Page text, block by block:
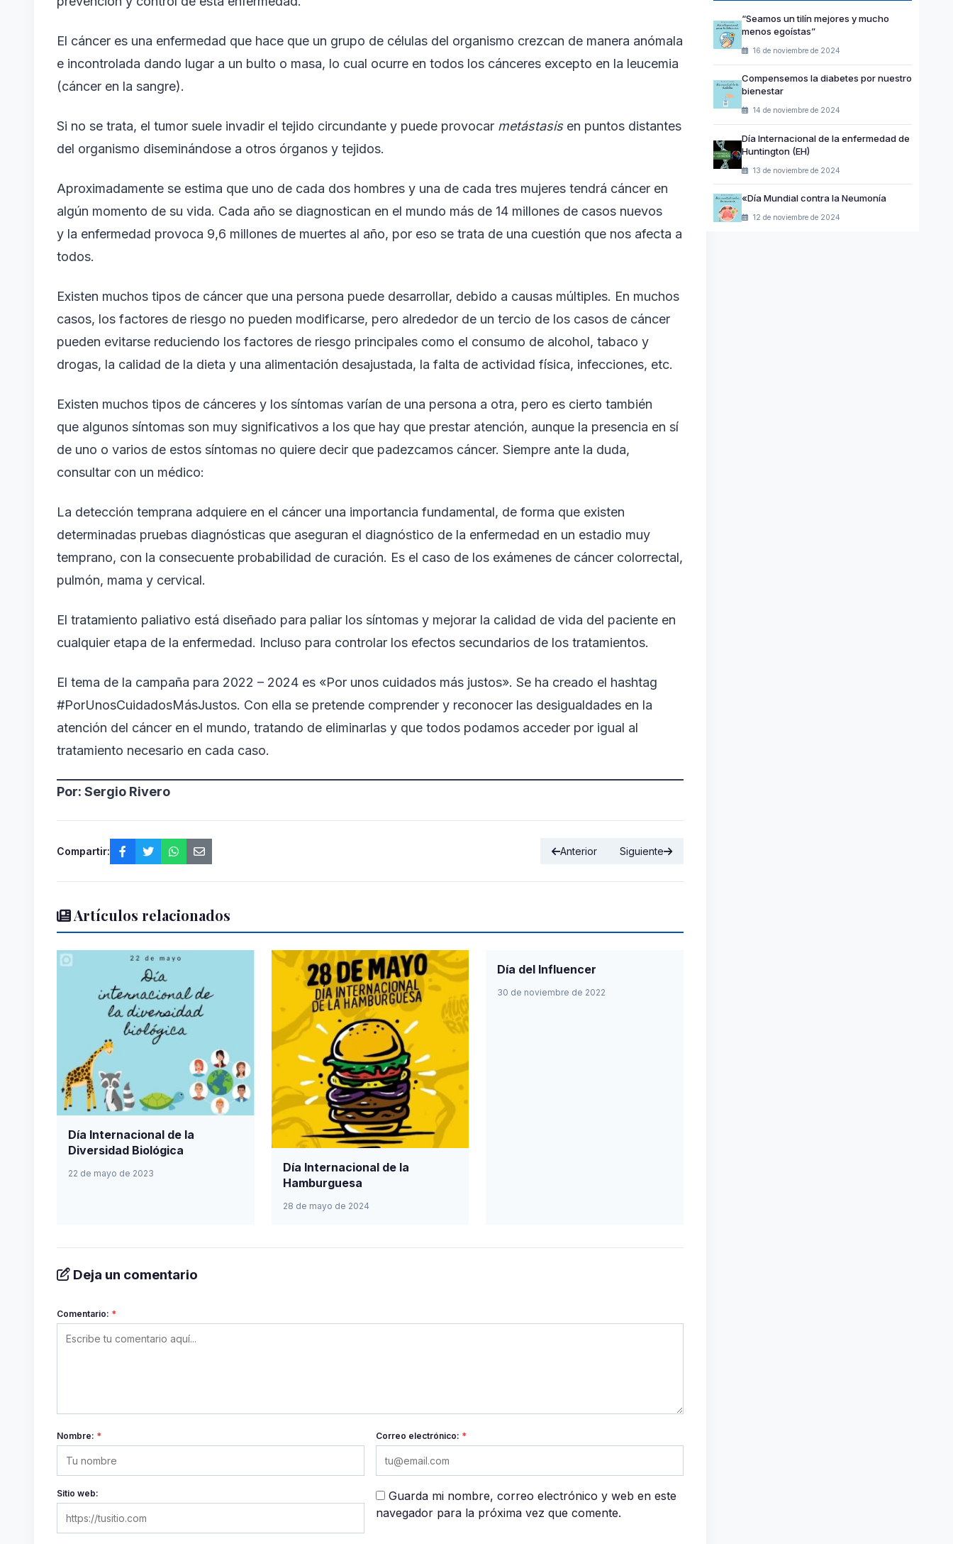
El cáncer es una enfermedad que hace que un grupo de células del organismo crezcan de manera anómala
e incontrolada dando lugar a un bulto o masa, lo cual ocurre en todos los cánceres excepto en la leucemia
(cáncer en la sangre).
Si no se trata, el tumor suele invadir el tejido circundante y puede provocar metástasisen puntos distantes
del organismo diseminándose a otros órganos y tejidos.
Aproximadamente se estima que uno de cada dos hombres y una de cada tres mujeres tendrá cáncer en
algún momento de su vida. Cada año se diagnostican en el mundo más de 14 millones de casos nuevos
y la enfermedad provoca 9,6 millones de muertes al año, por eso se trata de una cuestión que nos afecta a
todos.
Existen muchos tipos de cáncer que una persona puede desarrollar, debido a causas múltiples. En muchos
casos, los factores de riesgo no pueden modificarse, pero alrededor de un tercio de los casos de cáncer
pueden evitarse reduciendo los factores de riesgo principales como el consumo de alcohol, tabaco y
drogas, la calidad de la dieta y una alimentación desajustada, la falta de actividad física, infecciones, etc.
Existen muchos tipos de cánceres y los síntomas varían de una persona a otra, pero es cierto también
que algunos síntomas son muy significativos a los que hay que prestar atención, aunque la presencia en sí
de uno o varios de estos síntomas no quiere decir que padezcamos cáncer. Siempre ante la duda,
consultar con un médico:
La detección temprana adquiere en el cáncer una importancia fundamental, de forma que existen
determinadas pruebas diagnósticas que aseguran el diagnóstico de la enfermedad en un estadio muy
temprano, con la consecuente probabilidad de curación. Es el caso de los exámenes de cáncer colorrectal,
pulmón, mama y cervical.
El tratamiento paliativo está diseñado para paliar los síntomas y mejorar la calidad de vida del paciente en
cualquier etapa de la enfermedad. Incluso para controlar los efectos secundarios de los tratamientos.
El tema de la campaña para 2022 – 2024 es «Por unos cuidados más justos». Se ha creado el hashtag
#PorUnosCuidadosMásJustos. Con ella se pretende comprender y reconocer las desigualdades en la
atención del cáncer en el mundo, tratando de eliminarlas y que todos podamos acceder por igual al
tratamiento necesario en cada caso.
Por: Sergio Rivero
Compartir: Anterior Siguiente
Artículos relacionados
Día Internacional de la
Diversidad Biológica
22 de mayo de 2023
Día Internacional de la
Hamburguesa
28 de mayo de 2024
Día del Influencer
30 de noviembre de 2022
Deja un comentario
Comentario: *
Nombre: * Correo electrónico: *
Sitio web:
Guarda mi nombre, correo electrónico y web en este
navegador para la próxima vez que comente.
“Seamos un tilín mejores y mucho
menos egoístas”
16 de noviembre de 2024
Compensemos la diabetes por nuestro
bienestar
14 de noviembre de 2024
Día Internacional de la enfermedad de
Huntington (EH)
13 de noviembre de 2024
«Día Mundial contra la Neumonía
12 de noviembre de 2024